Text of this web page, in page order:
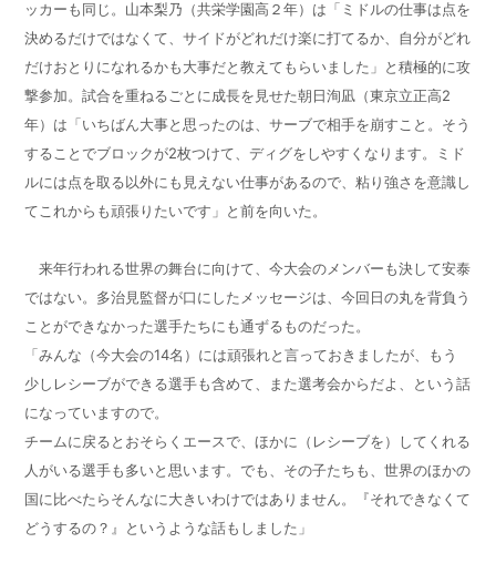
ッカーも同じ。山本梨乃（共栄学園高２年）は「ミドルの仕事は点を
決めるだけではなくて、サイドがどれだけ楽に打てるか、自分がどれ
だけおとりになれるかも大事だと教えてもらいました」と積極的に攻
撃参加。試合を重ねるごとに成長を見せた朝日洵凪（東京立正高2
年）は「いちばん大事と思ったのは、サーブで相手を崩すこと。そう
することでブロックが2枚つけて、ディグをしやすくなります。ミド
ルには点を取る以外にも見えない仕事があるので、粘り強さを意識し
てこれからも頑張りたいです」と前を向いた。
来年行われる世界の舞台に向けて、今大会のメンバーも決して安泰
ではない。多治見監督が口にしたメッセージは、今回日の丸を背負う
ことができなかった選手たちにも通ずるものだった。
「みんな（今大会の14名）には頑張れと言っておきましたが、もう
少しレシーブができる選手も含めて、また選考会からだよ、という話
になっていますので。
チームに戻るとおそらくエースで、ほかに（レシーブを）してくれる
人がいる選手も多いと思います。でも、その子たちも、世界のほかの
国に比べたらそんなに大きいわけではありません。『それできなくて
どうするの？』というような話もしました」